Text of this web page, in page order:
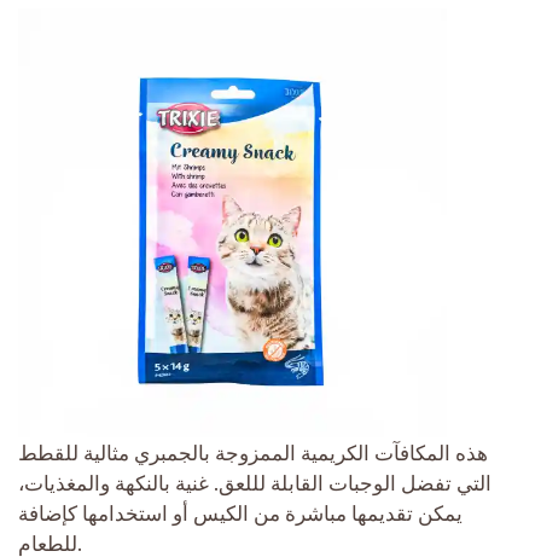
هذه المكافآت الكريمية الممزوجة بالجمبري مثالية للقطط
التي تفضل الوجبات القابلة لللعق. غنية بالنكهة والمغذيات،
يمكن تقديمها مباشرة من الكيس أو استخدامها كإضافة
للطعام.